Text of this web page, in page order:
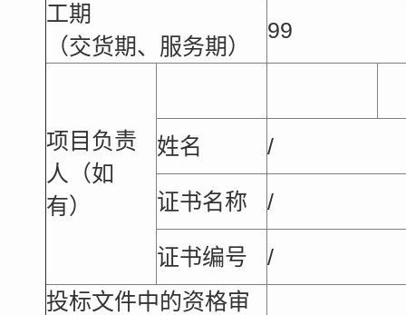
工期
（交货期、服务期）
99
项目负责
人（如
有）
姓名 /
证书名称 /
证书编号
/
投标文件中的资格审